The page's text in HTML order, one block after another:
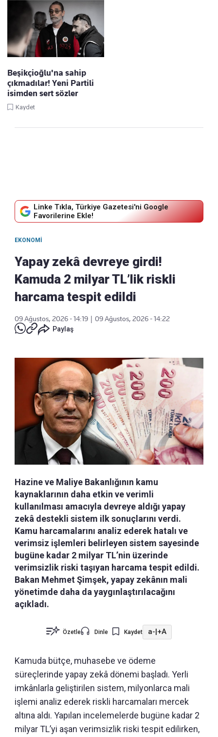
Beşikçioğlu'na sahip
çıkmadılar! Yeni Partili
isimden sert sözler
Kaydet
Linke Tıkla, Türkiye Gazetesi'ni Google
Favorilerine Ekle!
EKONOMI
Yapay zekâ devreye girdi!
Kamuda 2 milyar TL’lik riskli
harcama tespit edildi
09 Ağustos, 2026 - 14:19
09 Ağustos, 2026 - 14:22
Paylaş
Hazine ve Maliye Bakanlığının kamu
kaynaklarının daha etkin ve verimli
kullanılması amacıyla devreye aldığı yapay
zekâ destekli sistem ilk sonuçlarını verdi.
Kamu harcamalarını analiz ederek hatalı ve
verimsiz işlemleri belirleyen sistem sayesinde
bugüne kadar 2 milyar TL’nin üzerinde
verimsizlik riski taşıyan harcama tespit edildi.
Bakan Mehmet Şimşek, yapay zekânın mali
yönetimde daha da yaygınlaştırılacağını
açıkladı.
Özetle Dinle Kaydet a-|+A
Kamuda bütçe, muhasebe ve ödeme
süreçlerinde yapay zekâ dönemi başladı. Yerli
imkânlarla geliştirilen sistem, milyonlarca mali
işlemi analiz ederek riskli harcamaları mercek
altına aldı. Yapılan incelemelerde bugüne kadar 2
milyar TL’yi aşan verimsizlik riski tespit edilirken,